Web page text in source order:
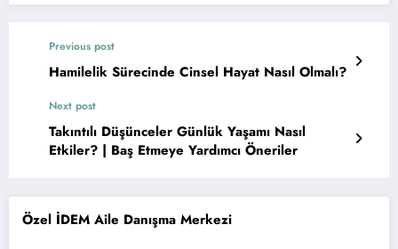
Özel İDEM Aile Danışma Merkezi
Previous post
Hamilelik Sürecinde Cinsel Hayat Nasıl Olmalı?
Next post
Takıntılı Düşünceler Günlük Yaşamı Nasıl
Etkiler? | Baş Etmeye Yardımcı Öneriler